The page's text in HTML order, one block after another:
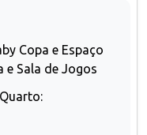
Copa e Espaço
e Sala de Jogos